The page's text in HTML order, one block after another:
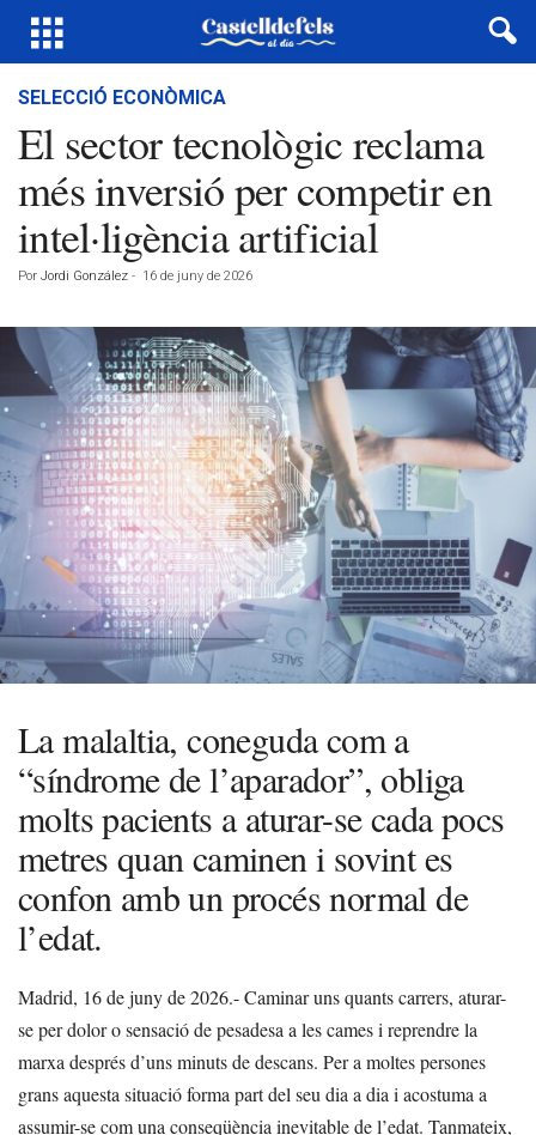
SELECCIÓ ECONÒMICA
El sector tecnològic reclama
més inversió per competir en
intel·ligència artificial
Por Jordi González - 16 de juny de 2026
La malaltia, coneguda com a
“síndrome de l’aparador”, obliga
molts pacients a aturar-se cada pocs
metres quan caminen i sovint es
confon amb un procés normal de
l’edat.
Madrid, 16 de juny de 2026.- Caminar uns quants carrers, aturar-
se per dolor o sensació de pesadesa a les cames i reprendre la
marxa després d’uns minuts de descans. Per a moltes persones
grans aquesta situació forma part del seu dia a dia i acostuma a
assumir-se com una conseqüència inevitable de l’edat. Tanmateix,